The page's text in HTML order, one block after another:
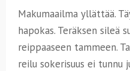
Makumaailma yllättää.
hapokas. Teräksen sileä
reippaaseen tammeen.
reilu sokerisuus ei tunnu